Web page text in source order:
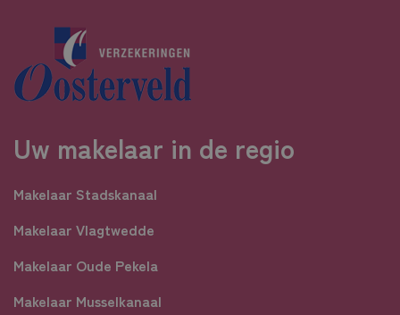
Uw makelaar in de regio
Makelaar Stadskanaal
Makelaar Vlagtwedde
Makelaar Oude Pekela
Makelaar Musselkanaal